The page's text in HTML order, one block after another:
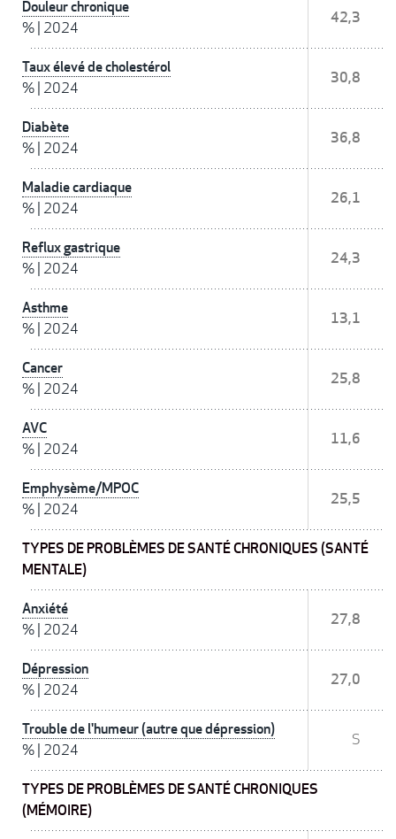
Douleur chronique
% 2024
42,3
Taux élevé de cholestérol
% 2024
30,8
Diabète
% 2024
36,8
Maladie cardiaque
% 2024
26,1
Reflux gastrique
% 2024
24,3
Asthme
% 2024
13,1
Cancer
% 2024
25,8
AVC
% 2024
11,6
Emphysème/MPOC
% 2024
25,5
TYPES DE PROBLÈMES DE SANTÉ CHRONIQUES (SANTÉ
MENTALE)
Anxiété
% 2024
27,8
Dépression
% 2024
27,0
Trouble de l'humeur (autre que dépression)
% 2024
S
TYPES DE PROBLÈMES DE SANTÉ CHRONIQUES
(MÉMOIRE)